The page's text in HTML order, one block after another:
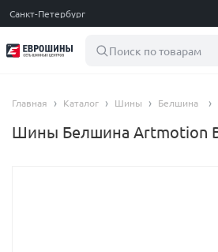
Санкт-Петербург
Поиск по товарам
Главная Каталог Шины Белшина
Шины Белшина Artmotion